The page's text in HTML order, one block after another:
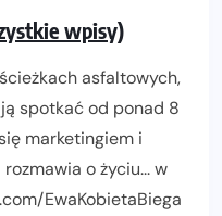
wpisy)
asfaltowych,
spotkać od ponad 8
marketingiem i
o życiu... w
EwaKobietaBiega